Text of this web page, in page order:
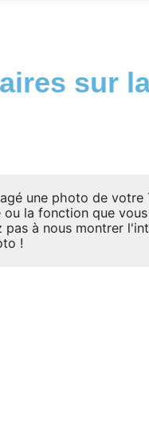
sur
une photo de votre
ou la fonction que
pas à nous montrer
!